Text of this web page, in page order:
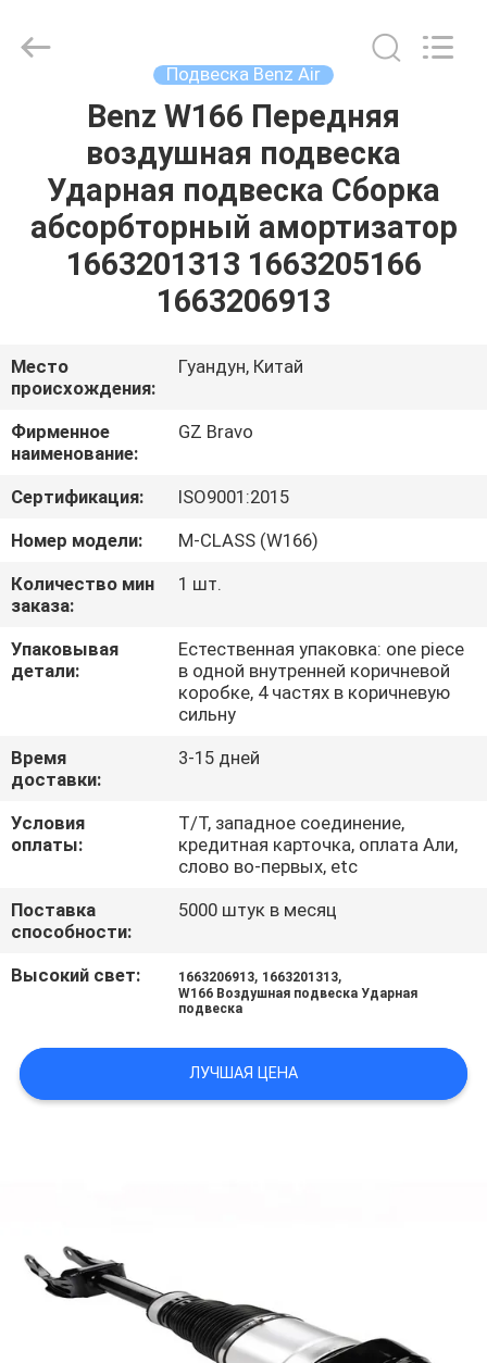
ПРОДУКТЫ
ПУТЕШЕСТВИЕ
ФАБРИКИ
ПРОВЕРКА
КАЧЕСТВА
СВЯЖИТЕСЬ
МЫ
СПРОСИТЕ
Copyright
suspensionshock.com.
Developed
Подвеска Benz Air
Benz W166 Передняя
воздушная подвеска
Ударная подвеска Сборка
абсорбторный амортизатор
1663201313 1663205166
1663206913
Место
происхождения:
Гуандун, Китай
Фирменное
наименование:
GZ Bravo
Сертификация:
ISO9001:2015
Номер модели:
M-CLASS (W166)
Количество мин
заказа:
1 шт.
Упаковывая
детали:
Естественная упаковка: one piece
в одной внутренней коричневой
коробке, 4 частях в коричневую
сильну
Время
доставки:
3-15 дней
Условия
оплаты:
T/T, западное соединение,
кредитная карточка, оплата Али,
слово во-первых, etc
Поставка
способности:
5000 штук в месяц
Высокий свет: 1663206913, 1663201313,
W166 Воздушная подвеска Ударная
подвеска
ЛУЧШАЯ ЦЕНА